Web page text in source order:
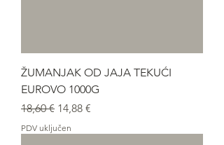
ŽUMANJAK OD JAJA TEKUĆI
EUROVO 1000G
Redovna cijena
18,60 € Cijena s popustom
14,88 €
PDV uključen